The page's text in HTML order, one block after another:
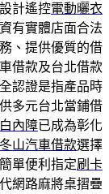
計遙控電動曬衣
有實體店面合法
、提供優質的借
借款及台北借款
認證是指產品時
多元台北當鋪借
內障已成為彰化
冬山汽車借款選擇
單便利指定刷卡
網路麻將桌摺疊